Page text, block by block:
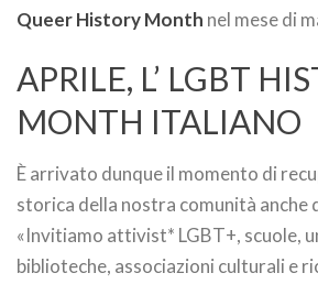
Queer History Month nel mese di
APRILE, L’ LGBT
MONTH ITALIANO
È arrivato dunque il momento di
storica della nostra comunità anche
«Invitiamo attivist* LGBT+, scuole,
biblioteche, associazioni culturali e